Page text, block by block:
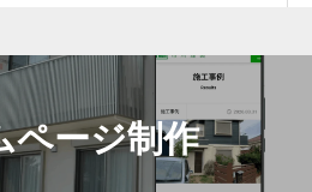
ページ制作